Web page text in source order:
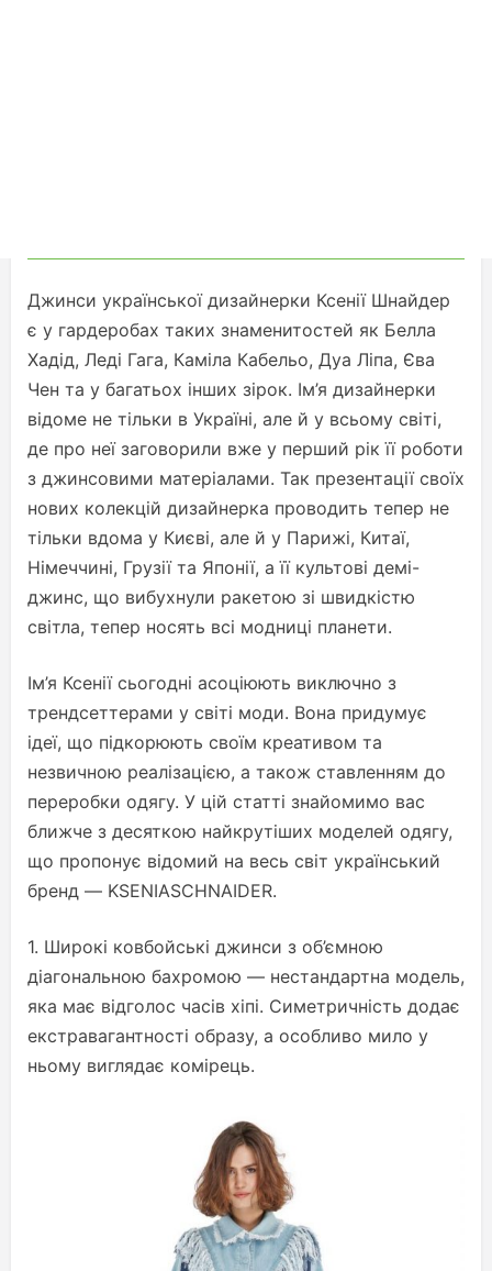
Джинси української дизайнерки Ксенії Шнайдер
є у гардеробах таких знаменитостей як Белла
Хадід, Леді Гага, Каміла Кабельо, Дуа Ліпа, Єва
Чен та у багатьох інших зірок. Ім’я дизайнерки
відоме не тільки в Україні, але й у всьому світі,
де про неї заговорили вже у перший рік її роботи
з джинсовими матеріалами. Так презентації своїх
нових колекцій дизайнерка проводить тепер не
тільки вдома у Києві, але й у Парижі, Китаї,
Німеччині, Грузії та Японії, а її культові демі-
джинс, що вибухнули ракетою зі швидкістю
світла, тепер носять всі модниці планети.
Ім’я Ксенії сьогодні асоціюють виключно з
трендсеттерами у світі моди. Вона придумує
ідеї, що підкорюють своїм креативом та
незвичною реалізацією, а також ставленням до
переробки одягу. У цій статті знайомимо вас
ближче з десяткою найкрутіших моделей одягу,
що пропонує відомий на весь світ український
бренд — KSENIASCHNAIDER.
1. Широкі ковбойські джинси з об’ємною
діагональною бахромою — нестандартна модель,
яка має відголос часів хіпі. Симетричність додає
екстравагантності образу, а особливо мило у
ньому виглядає комірець.